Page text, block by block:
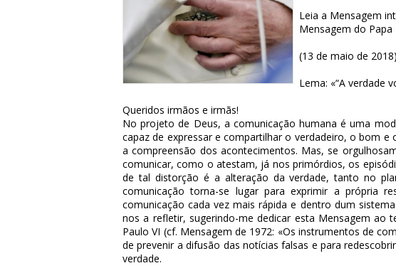
Leia a Mensagem
Mensagem do Papa
(13 de maio de 2018)
Lema: «“A verdade
Queridos irmãos e irmãs!
No projeto de Deus, a comunicação humana é uma
capaz de expressar e compartilhar o verdadeiro, o bom
a compreensão dos acontecimentos. Mas, se
comunicar, como o atestam, já nos primórdios, os
de tal distorção é a alteração da verdade, tanto no
comunicação torna-se lugar para exprimir a própria
comunicação cada vez mais rápida e dentro dum
nos a refletir, sugerindo-me dedicar esta Mensagem ao
Paulo VI (cf. Mensagem de 1972: «Os instrumentos de
de prevenir a difusão das notícias falsas e para
verdade.